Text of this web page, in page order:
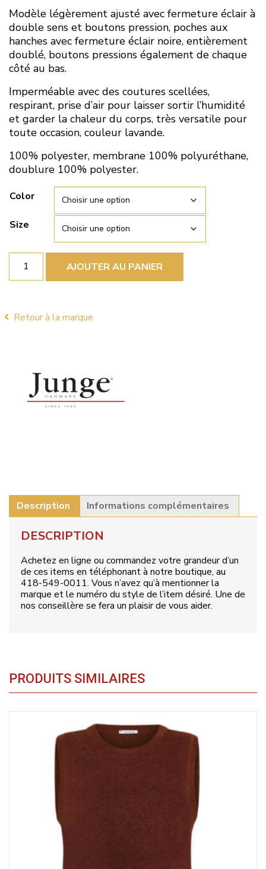
Modèle légèrement ajusté avec fermeture éclair à
double sens et boutons pression, poches aux
hanches avec fermeture éclair noire, entièrement
doublé, boutons pressions également de chaque
côté au bas.
Imperméable avec des coutures scellées,
respirant, prise d’air pour laisser sortir l’humidité
et garder la chaleur du corps, très versatile pour
toute occasion, couleur lavande.
100% polyester, membrane 100% polyuréthane,
doublure 100% polyester.
Color
Size
quantité
Imper
88
AJOUTER AU PANIER
Retour à la marque
Description Informations complémentaires
DESCRIPTION
Achetez en ligne ou commandez votre grandeur d’un
de ces items en téléphonant à notre boutique, au
418-549-0011. Vous n’avez qu’à mentionner la
marque et le numéro du style de l’item désiré. Une de
nos conseillère se fera un plaisir de vous aider.
PRODUITS SIMILAIRES